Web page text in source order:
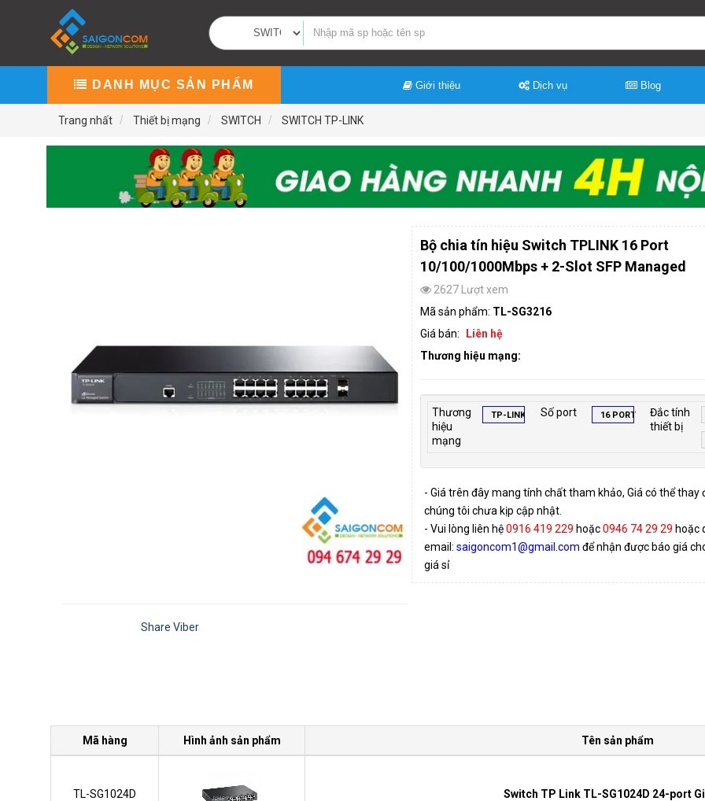
DANH MỤC SẢN PHẨM Giới thiệu Dịch vụ Blog
Trang nhất Thiết bị mạng SWITCH SWITCH TP-LINK
Share Viber
Bộ chia tín hiệu Switch TPLINK 16 Port
10/100/1000Mbps + 2-Slot SFP Managed
2627 Lượt xem
Mã sản phẩm: TL-SG3216
Giá bán:
Liên hệ
Thương hiệu mạng:
Thương
hiệu
mạng
TP-LINK Số port 16 PORT
Đắc tính
thiết bị
- Giá trên đây mang tính chất tham khảo, Giá có thể thay
chúng tôi chưa kịp cập nhật.
- Vui lòng liên hệ0916 419 229 hoặc0946 74 29 29 hoặc
email: saigoncom1@gmail.com để nhận được báo giá
giá sỉ
Mã hàng Hình ảnh sản phẩm Tên sản phẩm
TL-SG1024D Switch TP Link TL-SG1024D 24-port